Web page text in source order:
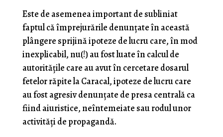
Este de asemenea important de subliniat
faptul că împrejurările denunţate în această
plângere sprijină ipoteze de lucru care, în mod
inexplicabil, nu(!) au fost luate în calcul de
autorităţile care au avut în cercetare dosarul
fetelor răpite la Caracal, ipoteze de lucru care
au fost agresiv denunţate de presa centrală ca
fiind aiuristice, neîntemeiate sau rodul unor
activităţi de propagandă.